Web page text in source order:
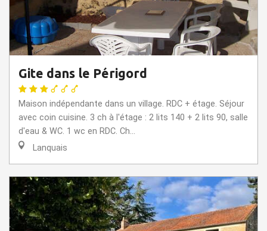
Gite dans le Périgord
Maison indépendante dans un village. RDC + étage. Séjour
avec coin cuisine. 3 ch à l'étage : 2 lits 140 + 2 lits 90, salle
d'eau & WC. 1 wc en RDC. Ch...
Lanquais